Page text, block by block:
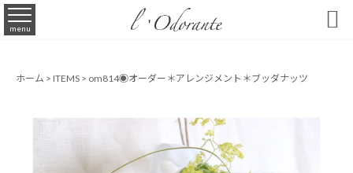
menu 
ホーム > ITEMS > om814◉オーダー＊アレンジメント＊ブッダナッツ